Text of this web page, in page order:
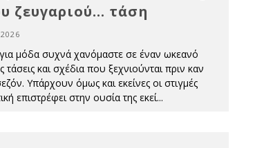
ζευγαριού… τάση
μόδα συχνά χανόμαστε σε έναν ωκεανό
και σχέδια που ξεχνιούνται πριν καν
Υπάρχουν όμως και εκείνες οι στιγμές
επιστρέφει στην ουσία της εκεί...